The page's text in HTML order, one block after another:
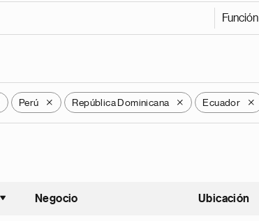
Función
Perú X República Dominicana X Ecuador X
Ordenar ascendente
Negocio Ubicación